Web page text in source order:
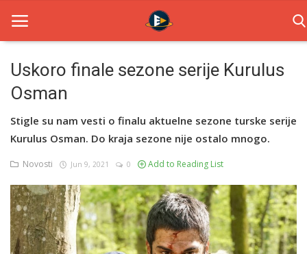
Home
Novosti
Filmovi
Glumci
Contact
Uskoro finale sezone serije Kurulus
Osman
Stigle su nam vesti o finalu aktuelne sezone turske serije
Kurulus Osman. Do kraja sezone nije ostalo mnogo.
Novosti Jun 9, 2021 0 Add to Reading List